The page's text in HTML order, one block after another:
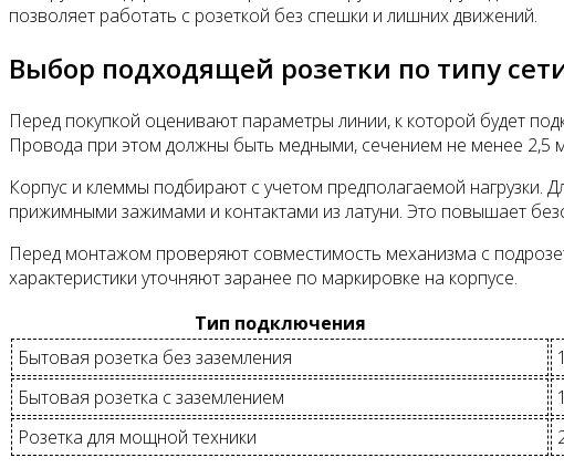
позволяет работать с розеткой без спешки и лишних движений.
Выбор подходящей розетки по типу
Перед покупкой оценивают параметры линии, к которой будет
Провода при этом должны быть медными, сечением не менее 2,5
Корпус и клеммы подбирают с учетом предполагаемой
прижимными зажимами и контактами из латуни. Это повышает
Перед монтажом проверяют совместимость механизма с
характеристики уточняют заранее по маркировке на корпусе.
Тип подключения
Бытовая розетка без заземления
Бытовая розетка с заземлением
Розетка для мощной техники